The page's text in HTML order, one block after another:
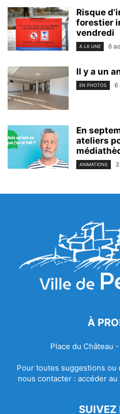
Risque
forestier
vendredi
A LA UNE 6
Il y a un
EN PHOTOS 6
En
ateliers
ANIMATIONS
À
Place du Château
Pour toutes suggestions ou
nous contacter : accéder
SUIVEZ